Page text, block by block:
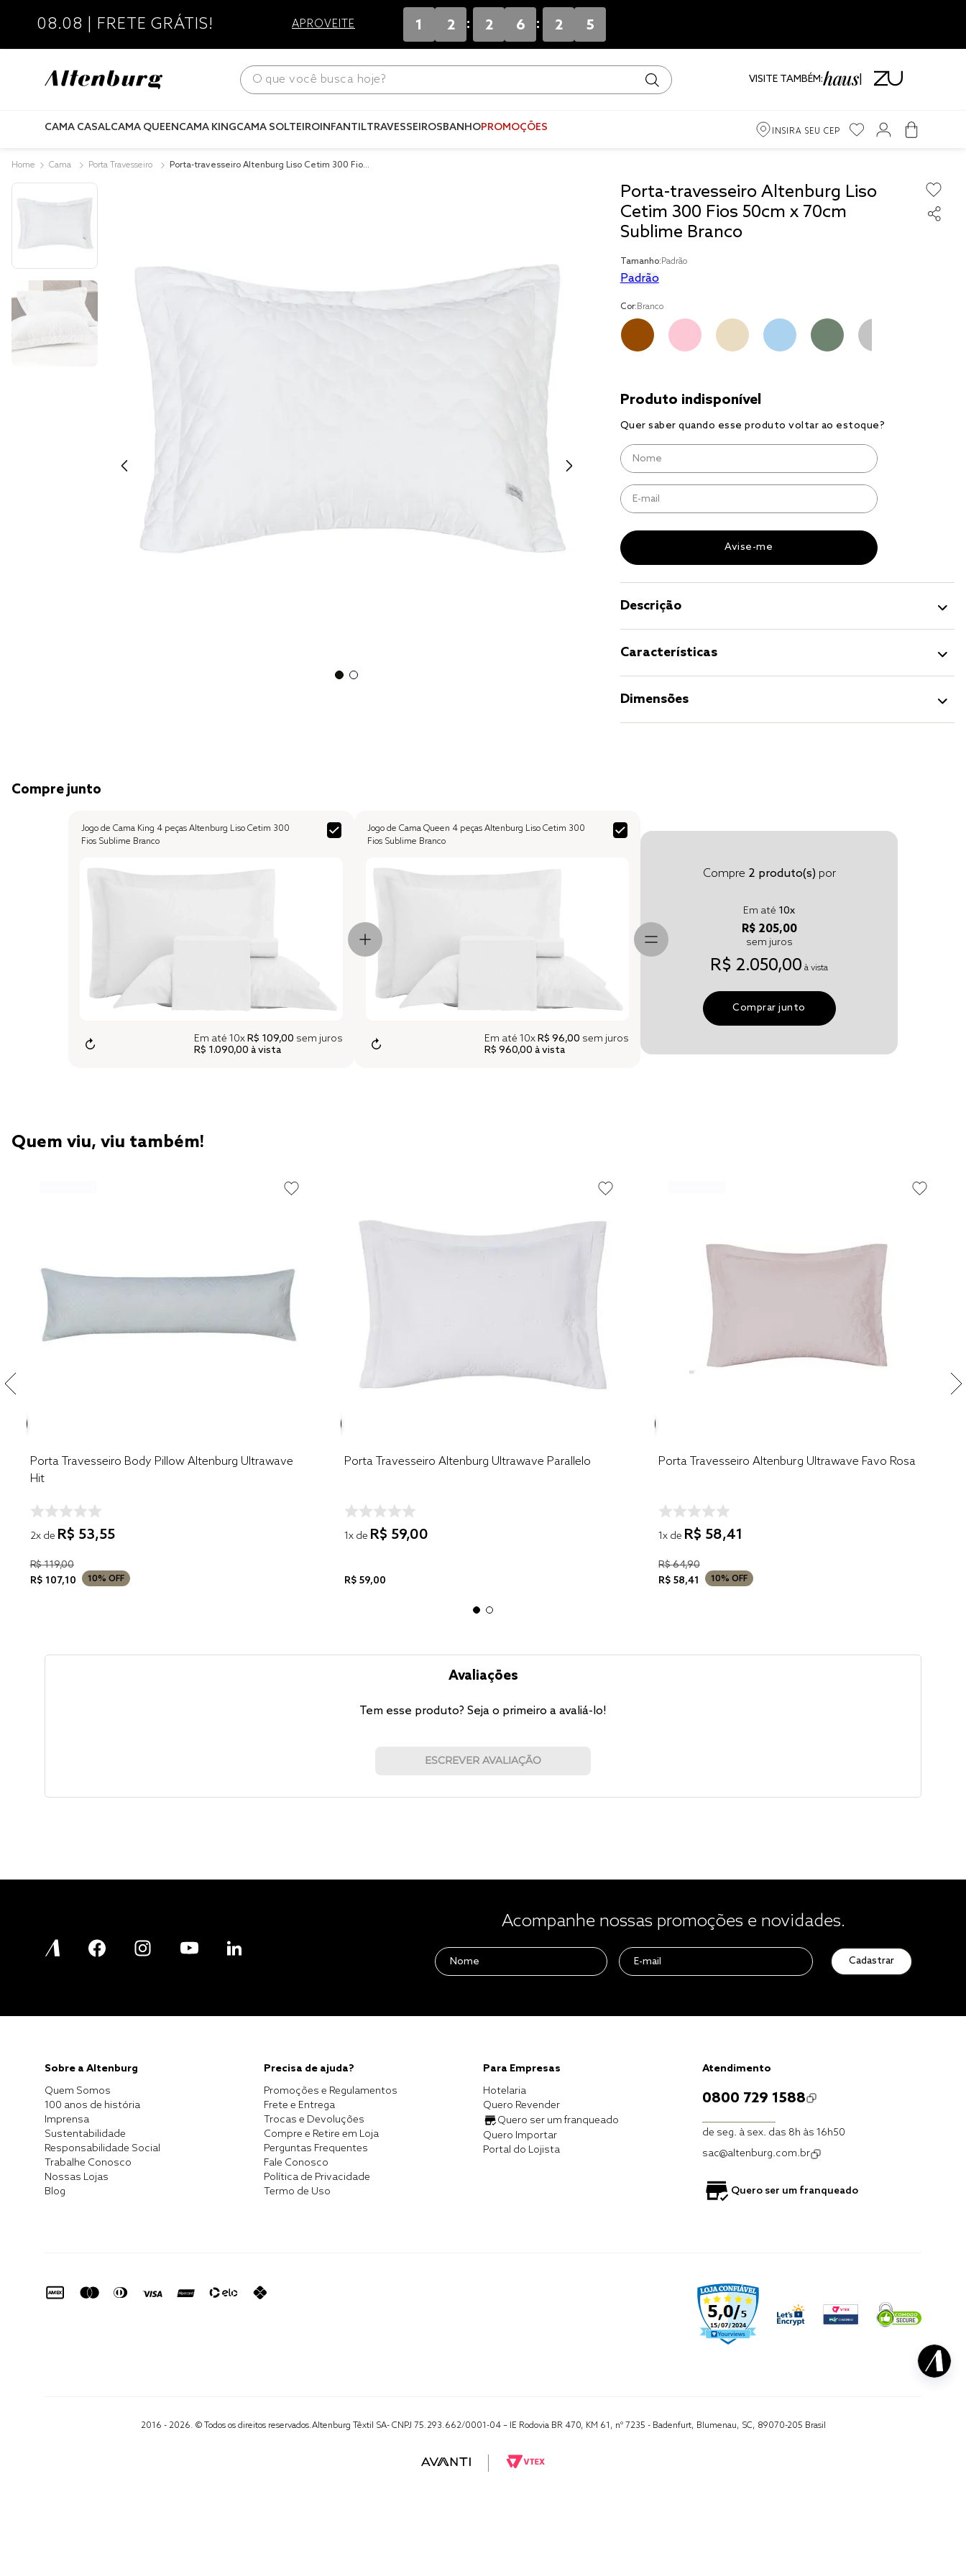
08.08 | FRETE GRÁTIS! APROVEITE 1 2 : 2 6 : 2 4
O que você busca hoje?
VISITE TAMBÉM:
CAMA CASALCAMA QUEENCAMA KINGCAMA SOLTEIROINFANTILTRAVESSEIROSBANHOPROMOÇÕES INSIRA SEU CEP
Cama Porta Travesseiro
Porta-travesseiro Altenburg Liso Cetim 300 Fios
Porta-travesseiro Altenburg Liso
Cetim 300 Fios 50cm x 70cm
Sublime Branco
Tamanho:Padrão
Padrão
Cor:Branco
Descrição
Características
Dimensões
Compre junto
Jogo de Cama King 4 peças Altenburg Liso Cetim 300
Fios Sublime Branco
↻ Em até 10xR$ 109,00 sem juros
R$ 1.090,00 à vista
Jogo de Cama Queen 4 peças Altenburg Liso Cetim 300
Fios Sublime Branco
↻ Em até 10xR$ 96,00 sem juros
R$ 960,00 à vista
Compre 2 produto(s)por
Em até 10x
R$ 205,00
sem juros
R$ 2.050,00 à vista
Comprar junto
Quem viu, viu também!
Porta Travesseiro Body Pillow Altenburg Ultrawave
Hit
2x de R$ 53,55
R$119,00
R$ 107,10 10% OFF
Porta Travesseiro Altenburg Ultrawave Parallelo
1x de R$ 59,00
R$ 59,00
Porta Travesseiro Altenburg Ultrawave Favo Rosa
1x de R$ 58,41
R$64,90
R$ 58,41 10% OFF
Avaliações
Tem esse produto? Seja o primeiro a avaliá-lo!
ESCREVER AVALIAÇÃO
Acompanhe nossas promoções e novidades.
Cadastrar
Sobre a Altenburg
Quem Somos
100 anos de história
Imprensa
Sustentabilidade
Responsabilidade Social
Trabalhe Conosco
Nossas Lojas
Blog
Precisa de ajuda?
Promoções e Regulamentos
Frete e Entrega
Trocas e Devoluções
Compre e Retire em Loja
Perguntas Frequentes
Fale Conosco
Política de Privacidade
Termo de Uso
Para Empresas
Hotelaria
Quero Revender
Quero ser um franqueado
Quero Importar
Portal do Lojista
Atendimento
0800 729 1588
de seg. à sex. das 8h às 16h50
sac@altenburg.com.br
Quero ser um franqueado
2016 - 2026. © Todos os direitos reservados.Altenburg Têxtil SA- CNPJ 75.293.662/0001-04 – IE Rodovia BR 470, KM 61, nº 7235 - Badenfurt, Blumenau, SC, 89070-205 Brasil
fronha
jogos cama
solteiro
tencel
cobre leito
cobertor
casal